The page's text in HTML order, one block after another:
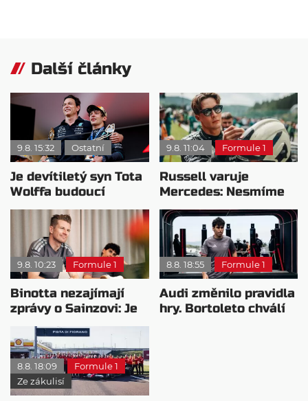
Další články
9.8. 15:32 Ostatní
Je devítiletý syn Tota
Wolffa budoucí
hvězdou F1?
9.8. 11:04 Formule 1
Russell varuje
Mercedes: Nesmíme
usnout na vavřínech
9.8. 10:23 Formule 1
Binotta nezajímají
zprávy o Sainzovi: Je
to důkaz, že Audi
roste
8.8. 18:55 Formule 1
Audi změnilo pravidla
hry. Bortoleto chválí
8.8. 18:09
Formule 1
Ze zákulisí